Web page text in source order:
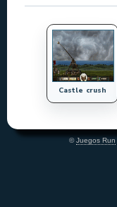
Castle crush
©Juegos Run